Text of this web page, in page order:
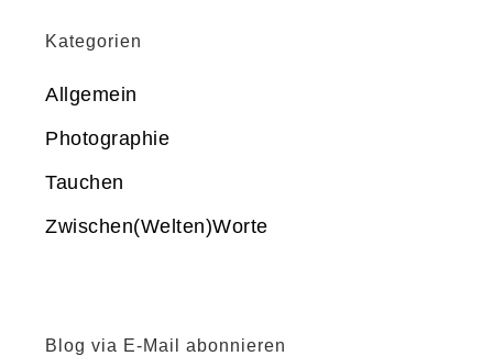
Kategorien
Allgemein
Photographie
Tauchen
Zwischen(Welten)Worte
Blog via E-Mail abonnieren